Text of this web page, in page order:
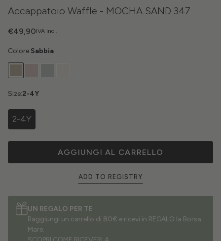
Accappatoio Waffle - MOCHA SAND 347
IVA incl.
€49,90
Colore:Sabbia
Size:2-4Y
2-4Y
AGGIUNGI AL CARRELLO
ADD TO REGISTRY
UN REGALO PER TE
Raggiungi un carrello di 80€ e ricevi in REGALO la Borsa
Mare.